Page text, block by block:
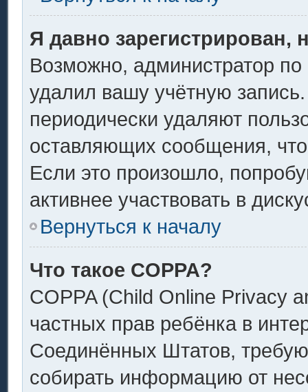
Я давно зарегистрирован,
Возможно, администратор по
удалил вашу учётную
периодически удаляют
оставляющих сообщения,
Если это произошло,
активнее участвовать в
Вернуться к началу
Что такое COPPA?
COPPA (Child Online Privacy
частных прав ребёнка в
Соединённых Штатов,
собирать информацию от